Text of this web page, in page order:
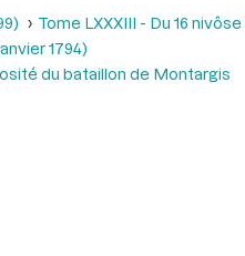
Tome LXXXIII - Du 16
1794)
du bataillon de Montargis